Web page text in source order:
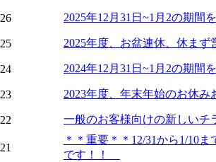
26
2025年12月31日~1月2の期間
25
2025年度、お盆連休、休まず
24
2024年12月31日~1月2の期間
23
2023年度、年末年始のお休み
22
一般のお客様向けの新しいチ
21
＊＊重要＊＊12/31から1/10
です！！